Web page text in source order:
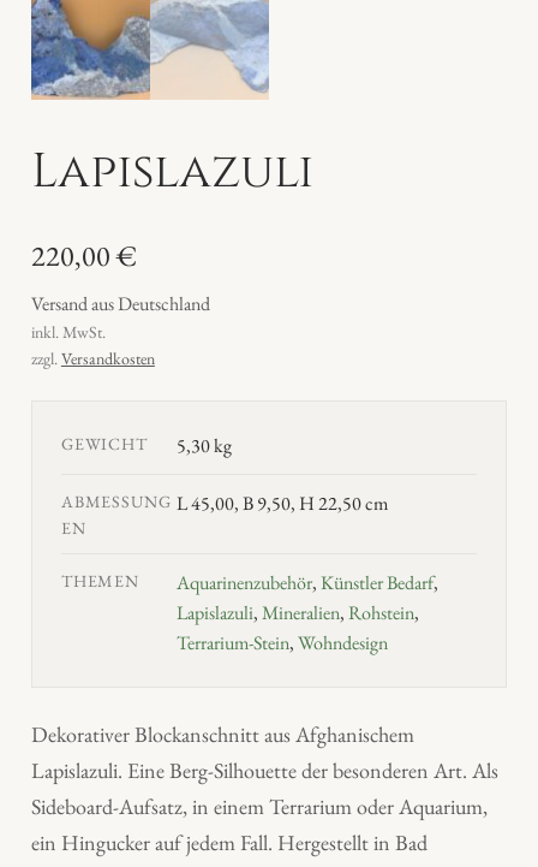
Lapislazuli
220,00€
Versand aus Deutschland
inkl. MwSt.
zzgl.Versandkosten
GEWICHT 5,30 kg
ABMESSUNG
EN
L 45,00, B 9,50, H 22,50 cm
THEMEN Aquarinenzubehör,Künstler Bedarf,
Lapislazuli,Mineralien,Rohstein,
Terrarium-Stein,Wohndesign
Dekorativer Blockanschnitt aus Afghanischem
Lapislazuli. Eine Berg-Silhouette der besonderen Art. Als
Sideboard-Aufsatz, in einem Terrarium oder Aquarium,
ein Hingucker auf jedem Fall. Hergestellt in Bad